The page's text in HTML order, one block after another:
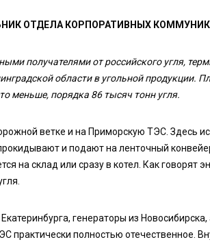
ОТДЕЛА КОРПОРАТИВНЫХ
получателями от российского угля,
области в угольной продукции.
меньше, порядка 86 тысяч тонн угля.
ветке и на Приморскую ТЭС. Здесь
и подают на ленточный
на склад или сразу в котел. Как говорят
генераторы из
практически полностью отечественное.